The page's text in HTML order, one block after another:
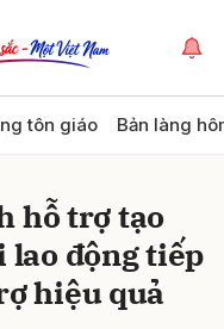
tôn giáo Bản làng
hỗ trợ tạo
lao động tiếp
hiệu quả